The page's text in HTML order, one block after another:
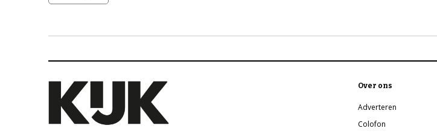
Over ons
Adverteren
Colofon